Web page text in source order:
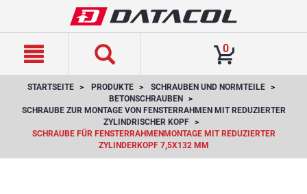
0
STARTSEITE PRODUKTE
SCHRAUBEN UND NORMTEILE
BETONSCHRAUBEN
SCHRAUBE ZUR MONTAGE VON FENSTERRAHMEN MIT REDUZIERTER
ZYLINDRISCHER KOPF
SCHRAUBE FÜR FENSTERRAHMENMONTAGE MIT REDUZIERTER
ZYLINDERKOPF 7,5X132 MM